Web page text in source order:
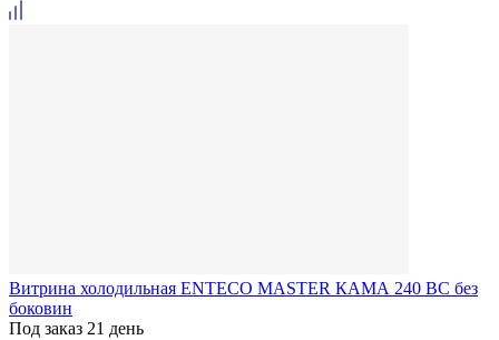
Витрина холодильная ENTECO MASTER КАМА 240 BC без
боковин
Под заказ 21 день